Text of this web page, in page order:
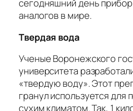
сегодняшний день
аналогов в мире.
Твердая вода
Ученые Воронежского
университета
«твердую воду». Этот
гранул используется для
сухим климатом. Так, 1